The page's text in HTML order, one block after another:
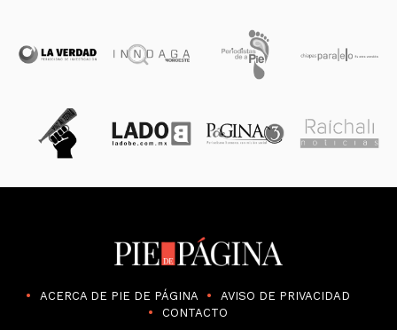
ACERCA DE PIE DE PÁGINA
AVISO DE PRIVACIDAD
CONTACTO